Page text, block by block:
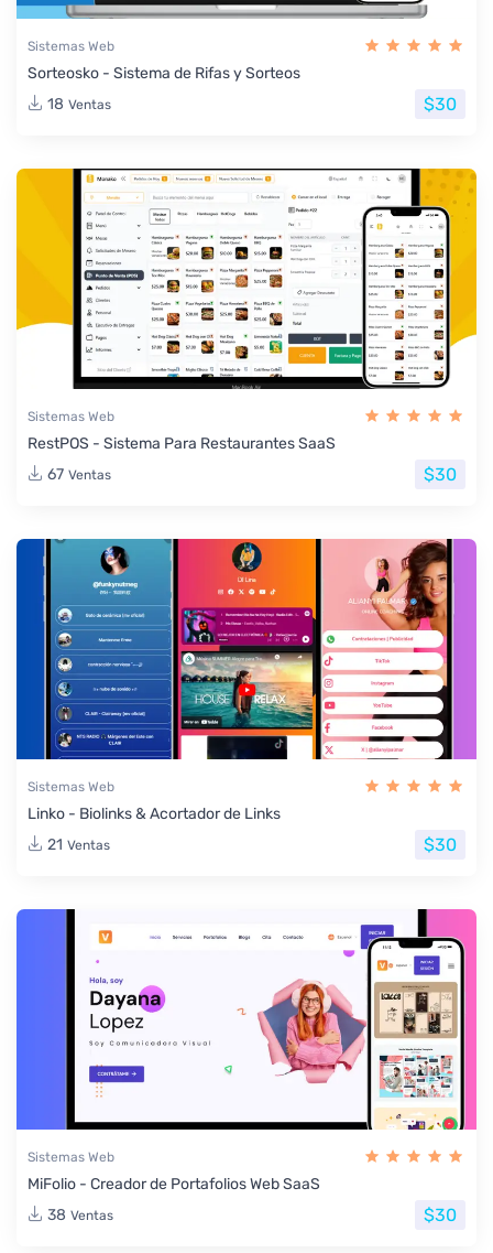
Sistemas Web
Sorteosko - Sistema de Rifas y Sorteos
18 Ventas $30
Sistemas Web
RestPOS - Sistema Para Restaurantes SaaS
67 Ventas $30
Sistemas Web
Linko - Biolinks & Acortador de Links
21 Ventas $30
Sistemas Web
MiFolio - Creador de Portafolios Web SaaS
38 Ventas $30